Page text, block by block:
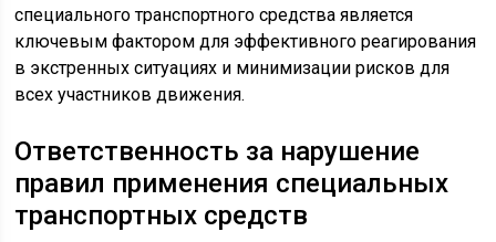
специального транспортного средства является
ключевым фактором для эффективного реагирования
в экстренных ситуациях и минимизации рисков для
всех участников движения.
Ответственность за нарушение
правил применения специальных
транспортных средств